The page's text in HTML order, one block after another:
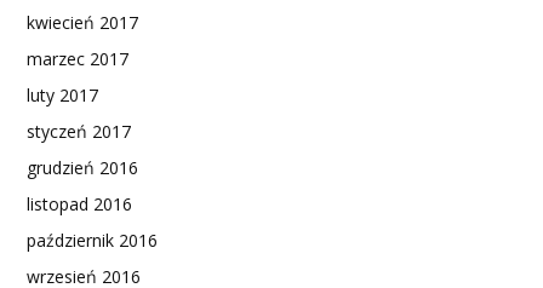
kwiecień 2017
marzec 2017
luty 2017
styczeń 2017
grudzień 2016
listopad 2016
październik 2016
wrzesień 2016